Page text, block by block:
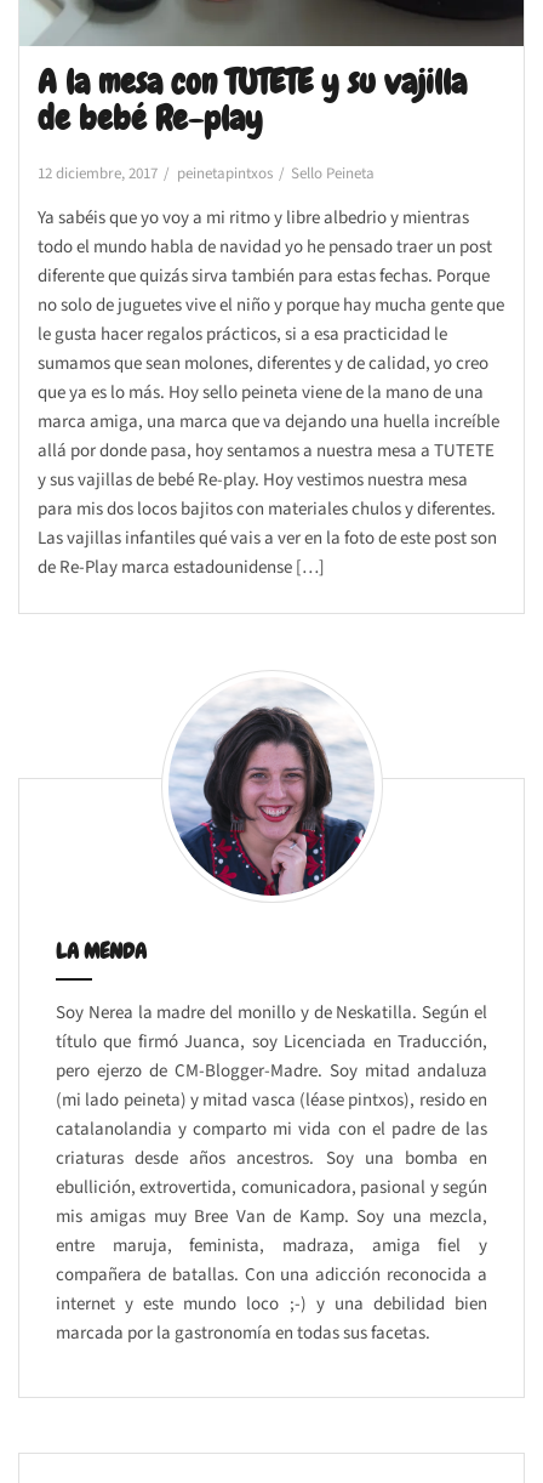
A la mesa con TUTETE y su vajilla
de bebé Re-play
12 diciembre, 2017 peinetapintxos Sello Peineta
Ya sabéis que yo voy a mi ritmo y libre albedrio y mientras
todo el mundo habla de navidad yo he pensado traer un post
diferente que quizás sirva también para estas fechas. Porque
no solo de juguetes vive el niño y porque hay mucha gente que
le gusta hacer regalos prácticos, si a esa practicidad le
sumamos que sean molones, diferentes y de calidad, yo creo
que ya es lo más. Hoy sello peineta viene de la mano de una
marca amiga, una marca que va dejando una huella increíble
allá por donde pasa, hoy sentamos a nuestra mesa a TUTETE
y sus vajillas de bebé Re-play. Hoy vestimos nuestra mesa
para mis dos locos bajitos con materiales chulos y diferentes.
Las vajillas infantiles qué vais a ver en la foto de este post son
de Re-Play marca estadounidense […]
LA MENDA
Soy Nerea la madre del monillo y de Neskatilla. Según el
título que firmó Juanca, soy Licenciada en Traducción,
pero ejerzo de CM-Blogger-Madre. Soy mitad andaluza
(mi lado peineta) y mitad vasca (léase pintxos), resido en
catalanolandia y comparto mi vida con el padre de las
criaturas desde años ancestros. Soy una bomba en
ebullición, extrovertida, comunicadora, pasional y según
mis amigas muy Bree Van de Kamp. Soy una mezcla,
entre maruja, feminista, madraza, amiga fiel y
compañera de batallas. Con una adicción reconocida a
internet y este mundo loco ;-) y una debilidad bien
marcada por la gastronomía en todas sus facetas.